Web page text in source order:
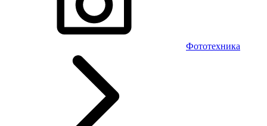
Фототехника